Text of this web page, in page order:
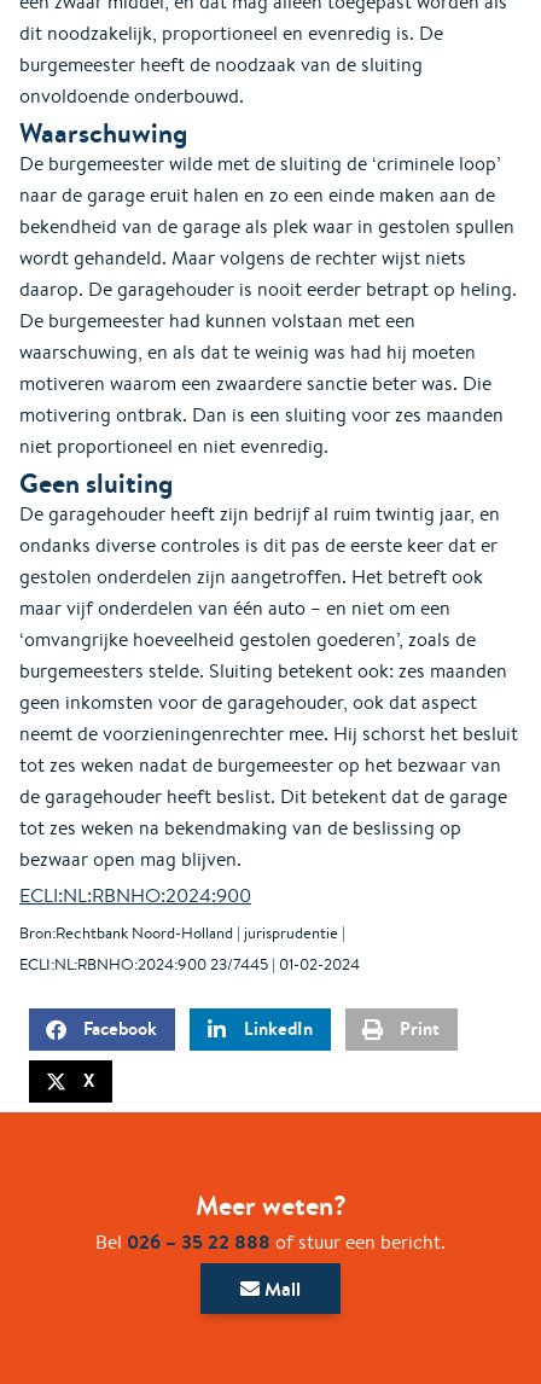
dit noodzakelijk, proportioneel en evenredig is. De
burgemeester heeft de noodzaak van de sluiting
onvoldoende onderbouwd.
Waarschuwing
De burgemeester wilde met de sluiting de ‘criminele loop’
naar de garage eruit halen en zo een einde maken aan de
bekendheid van de garage als plek waar in gestolen spullen
wordt gehandeld. Maar volgens de rechter wijst niets
daarop. De garagehouder is nooit eerder betrapt op heling.
De burgemeester had kunnen volstaan met een
waarschuwing, en als dat te weinig was had hij moeten
motiveren waarom een zwaardere sanctie beter was. Die
motivering ontbrak. Dan is een sluiting voor zes maanden
niet proportioneel en niet evenredig.
Geen sluiting
De garagehouder heeft zijn bedrijf al ruim twintig jaar, en
ondanks diverse controles is dit pas de eerste keer dat er
gestolen onderdelen zijn aangetroffen. Het betreft ook
maar vijf onderdelen van één auto – en niet om een
‘omvangrijke hoeveelheid gestolen goederen’, zoals de
burgemeesters stelde. Sluiting betekent ook: zes maanden
geen inkomsten voor de garagehouder, ook dat aspect
neemt de voorzieningenrechter mee. Hij schorst het besluit
tot zes weken nadat de burgemeester op het bezwaar van
de garagehouder heeft beslist. Dit betekent dat de garage
tot zes weken na bekendmaking van de beslissing op
bezwaar open mag blijven.
ECLI:NL:RBNHO:2024:900
Bron:Rechtbank Noord-Holland | jurisprudentie |
ECLI:NL:RBNHO:2024:900 23/7445 | 01-02-2024
Facebook LinkedIn Print
X
Meer weten?
Bel 026 – 35 22 888 of stuur een bericht.
Mail